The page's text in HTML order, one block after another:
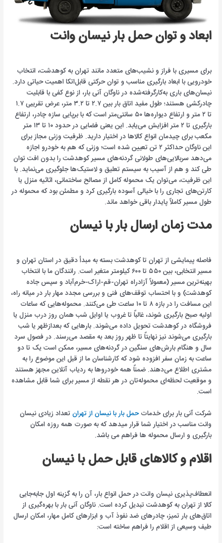
ابعاد و توان حمل بار نیسان وانت
برای مسیری با فراز و نشیب‌های متعدد مانند تهران به کوهدشت، انتخاب
خودرویی با ابعاد بارگیری مناسب و توان حرکتی قابل‌اتکا اهمیت حیاتی دارد.
نیسان‌های باری به‌کارگرفته‌شده در ناوگان آنی بار، از نوع کفی با قابلیت
چادرکشی هستند؛ طول مفید اتاق بار بین ۲.۷ تا ۳.۲ متر، عرض تقریبی ۱.۷
تا ۲ متر و ارتفاع دیواره‌ها ۵۰ سانتی‌متر است که با برپایی سازه چادر، ارتفاع
بارگیری تا ۲ متر افزایش می‌یابد. این یعنی فضایی در حدود ۱۰ تا ۱۳ متر
مکعب برای چیدمان انواع کالاها در اختیار دارید. ظرفیت وزنی مجاز برای
این ناوگان حداکثر ۲ تن تعیین شده است؛ وزنی که هم به خودرو اجازه
می‌دهد سربالایی‌های طولانی گردنه‌های مسیر کوهدشت را بدون افت توان
طی کند و هم از آسیب به سیستم تعلیق و لاستیک‌ها جلوگیری می‌نماید. با
این ظرفیت، می‌توان یک محموله کامل از مصالح ساختمانی، اثاثیه منزل یا
کارتن‌های تجاری را با خیالی آسوده بارگیری کرد و مطمئن بود که محموله در
طول مسیر کاملاً پایدار باقی خواهد ماند.
مدت زمان ارسال بار با نیسان
فاصله پیمایشی از تهران تا کوهدشت بسته به مبدأ دقیق در استان تهران و
مسیر انتخابی، بین ۵۵۰ تا ۶۰۰ کیلومتر متغیر است. رانندگان ما با انتخاب
بهینه‌ترین مسیر (معمولاً آزادراه تهران-قم-اراک-خرم‌آباد و سپس جاده
کوهدشت) و با احتساب توقف‌های فنی و بررسی مجدد مهار بار در میانه راه،
این مسافت را در بازه ۸ تا ۱۰ ساعت طی می‌کنند. محموله‌هایی که ساعات
اولیه صبح بارگیری شوند، غالباً تا غروب یا اوایل شب همان روز درب منزل یا
فروشگاه در کوهدشت تحویل داده می‌شوند. بارهایی که بعدازظهر یا شب
بارگیری می‌شوند نیز نهایتاً تا ظهر روز بعد به مقصد می‌رسند. در فصول سرد
سال و هنگام بارش‌های سنگین در گردنه‌های مسیر، ممکن است یک تا دو
ساعت به زمان سفر افزوده شود که کارشناسان ما از قبل این موضوع را به
مشتری اطلاع می‌دهند. ضمناً همه خودروها به ردیاب آنلاین مجهز هستند
و موقعیت لحظه‌ای محموله‌تان در هر نقطه از مسیر برای شما قابل مشاهده
است.
شرکت آنی بار برای خدماتحمل بار با نیسان از تهران تعداد زیادی نیسان
وانت مناسب در اختیار شما قرار میدهد که به صورت همه روزه امکان
بارگیری و ارسال محموله ها فراهم می باشد.
اقلام و کالاهای قابل حمل با نیسان
انعطاف‌پذیری نیسان وانت در حمل انواع بار، آن را به گزینه اول جابه‌جایی
کالا از تهران به کوهدشت تبدیل کرده است. ناوگان آنی بار با بهره‌گیری از
اتاق‌های بار تمیز، چادرهای ضد نفوذ آب و ابزارهای کامل مهار، امکان ارسال
طیف وسیعی از اقلام را فراهم ساخته است: